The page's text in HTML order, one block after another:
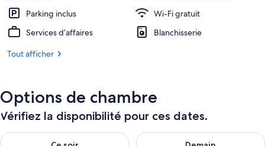
Parking inclus
Wi-Fi gratuit
Services d’affaires
Blanchisserie
Tout afficher
Options de chambre
Vérifiez la disponibilité pour ces dates.
Vérifier la disponibilité pour ce soir août 9 - août 10
Vérifier la disponibilité pour